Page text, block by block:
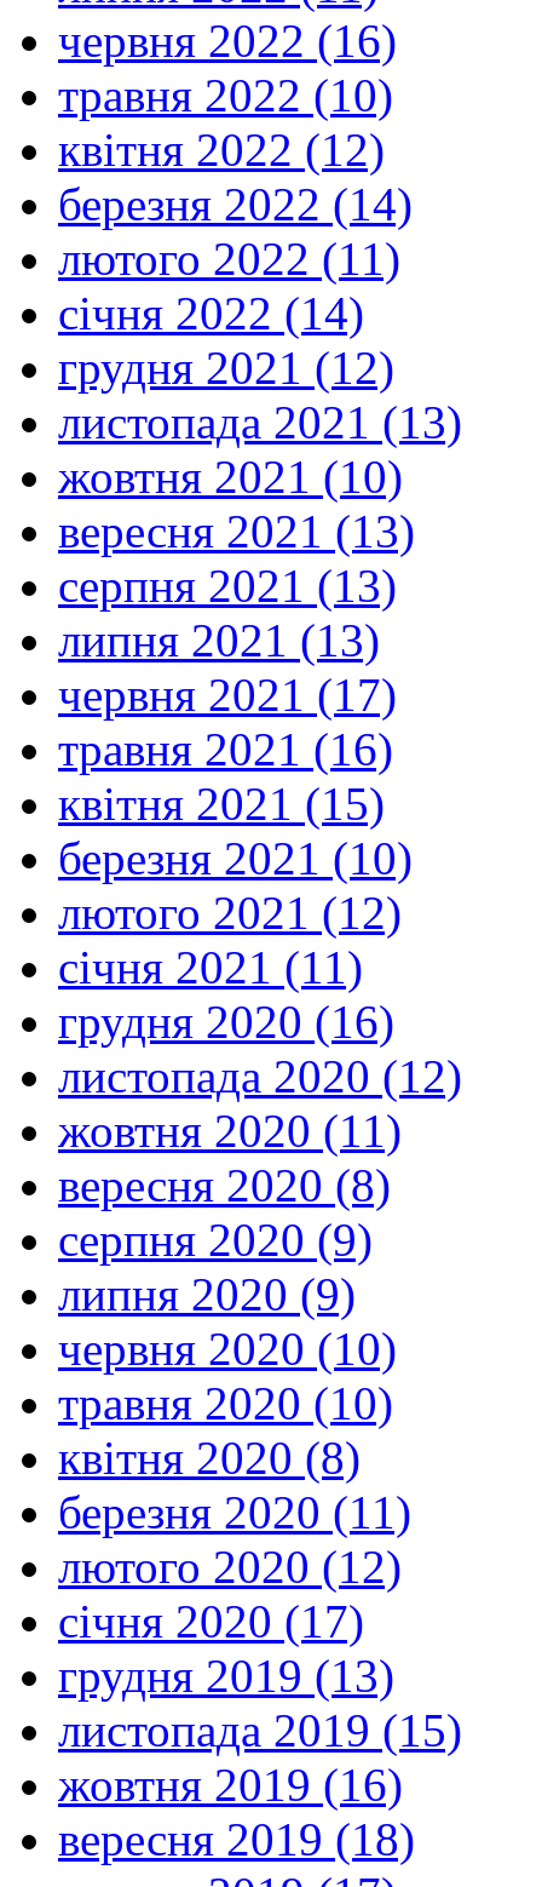
червня 2022 (16)
травня 2022 (10)
квітня 2022 (12)
березня 2022 (14)
лютого 2022 (11)
січня 2022 (14)
грудня 2021 (12)
листопада 2021 (13)
жовтня 2021 (10)
вересня 2021 (13)
серпня 2021 (13)
липня 2021 (13)
червня 2021 (17)
травня 2021 (16)
квітня 2021 (15)
березня 2021 (10)
лютого 2021 (12)
січня 2021 (11)
грудня 2020 (16)
листопада 2020 (12)
жовтня 2020 (11)
вересня 2020 (8)
серпня 2020 (9)
липня 2020 (9)
червня 2020 (10)
травня 2020 (10)
квітня 2020 (8)
березня 2020 (11)
лютого 2020 (12)
січня 2020 (17)
грудня 2019 (13)
листопада 2019 (15)
жовтня 2019 (16)
вересня 2019 (18)